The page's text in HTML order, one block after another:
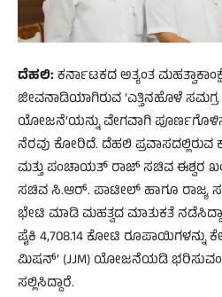
ದೆಹಲಿ: ಕರ್ನಾಟಕದ ಅತ್ಯಂತ
ಜೀವನಾಡಿಯಾಗಿರುವ ‘ಎತ್ತಿನಹೊಳೆ
ಯೋಜನೆ’ಯನ್ನು ವೇಗವಾಗಿ
ನೆರವು ಕೋರಿದೆ. ದೆಹಲಿ ಪ್ರವಾಸದಲ್ಲಿರುವ
ಮತ್ತು ಪಂಚಾಯತ್ ರಾಜ್ ಸಚಿವ ಈಶ್ವರ
ಸಚಿವ ಸಿ.ಆರ್. ಪಾಟೀಲ್ ಹಾಗೂ ರಾಜ್ಯ
ಭೇಟಿ ಮಾಡಿ ಮಹತ್ವದ ಮಾತುಕತೆ
ಪೈಕಿ 4,708.14 ಕೋಟಿ ರೂಪಾಯಿಗಳನ್ನು
ಮಿಷನ್’ (JJM) ಯೋಜನೆಯಡಿ
ಸಲ್ಲಿಸಿದ್ದಾರೆ.